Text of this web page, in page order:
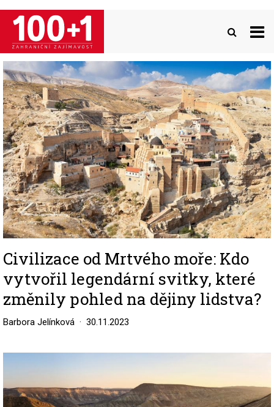
Přejít
hlavnímu
obsahu
Image
Civilizace od Mrtvého moře: Kdo
vytvořil legendární svitky, které
změnily pohled na dějiny lidstva?
Barbora Jelínková 30.11.2023